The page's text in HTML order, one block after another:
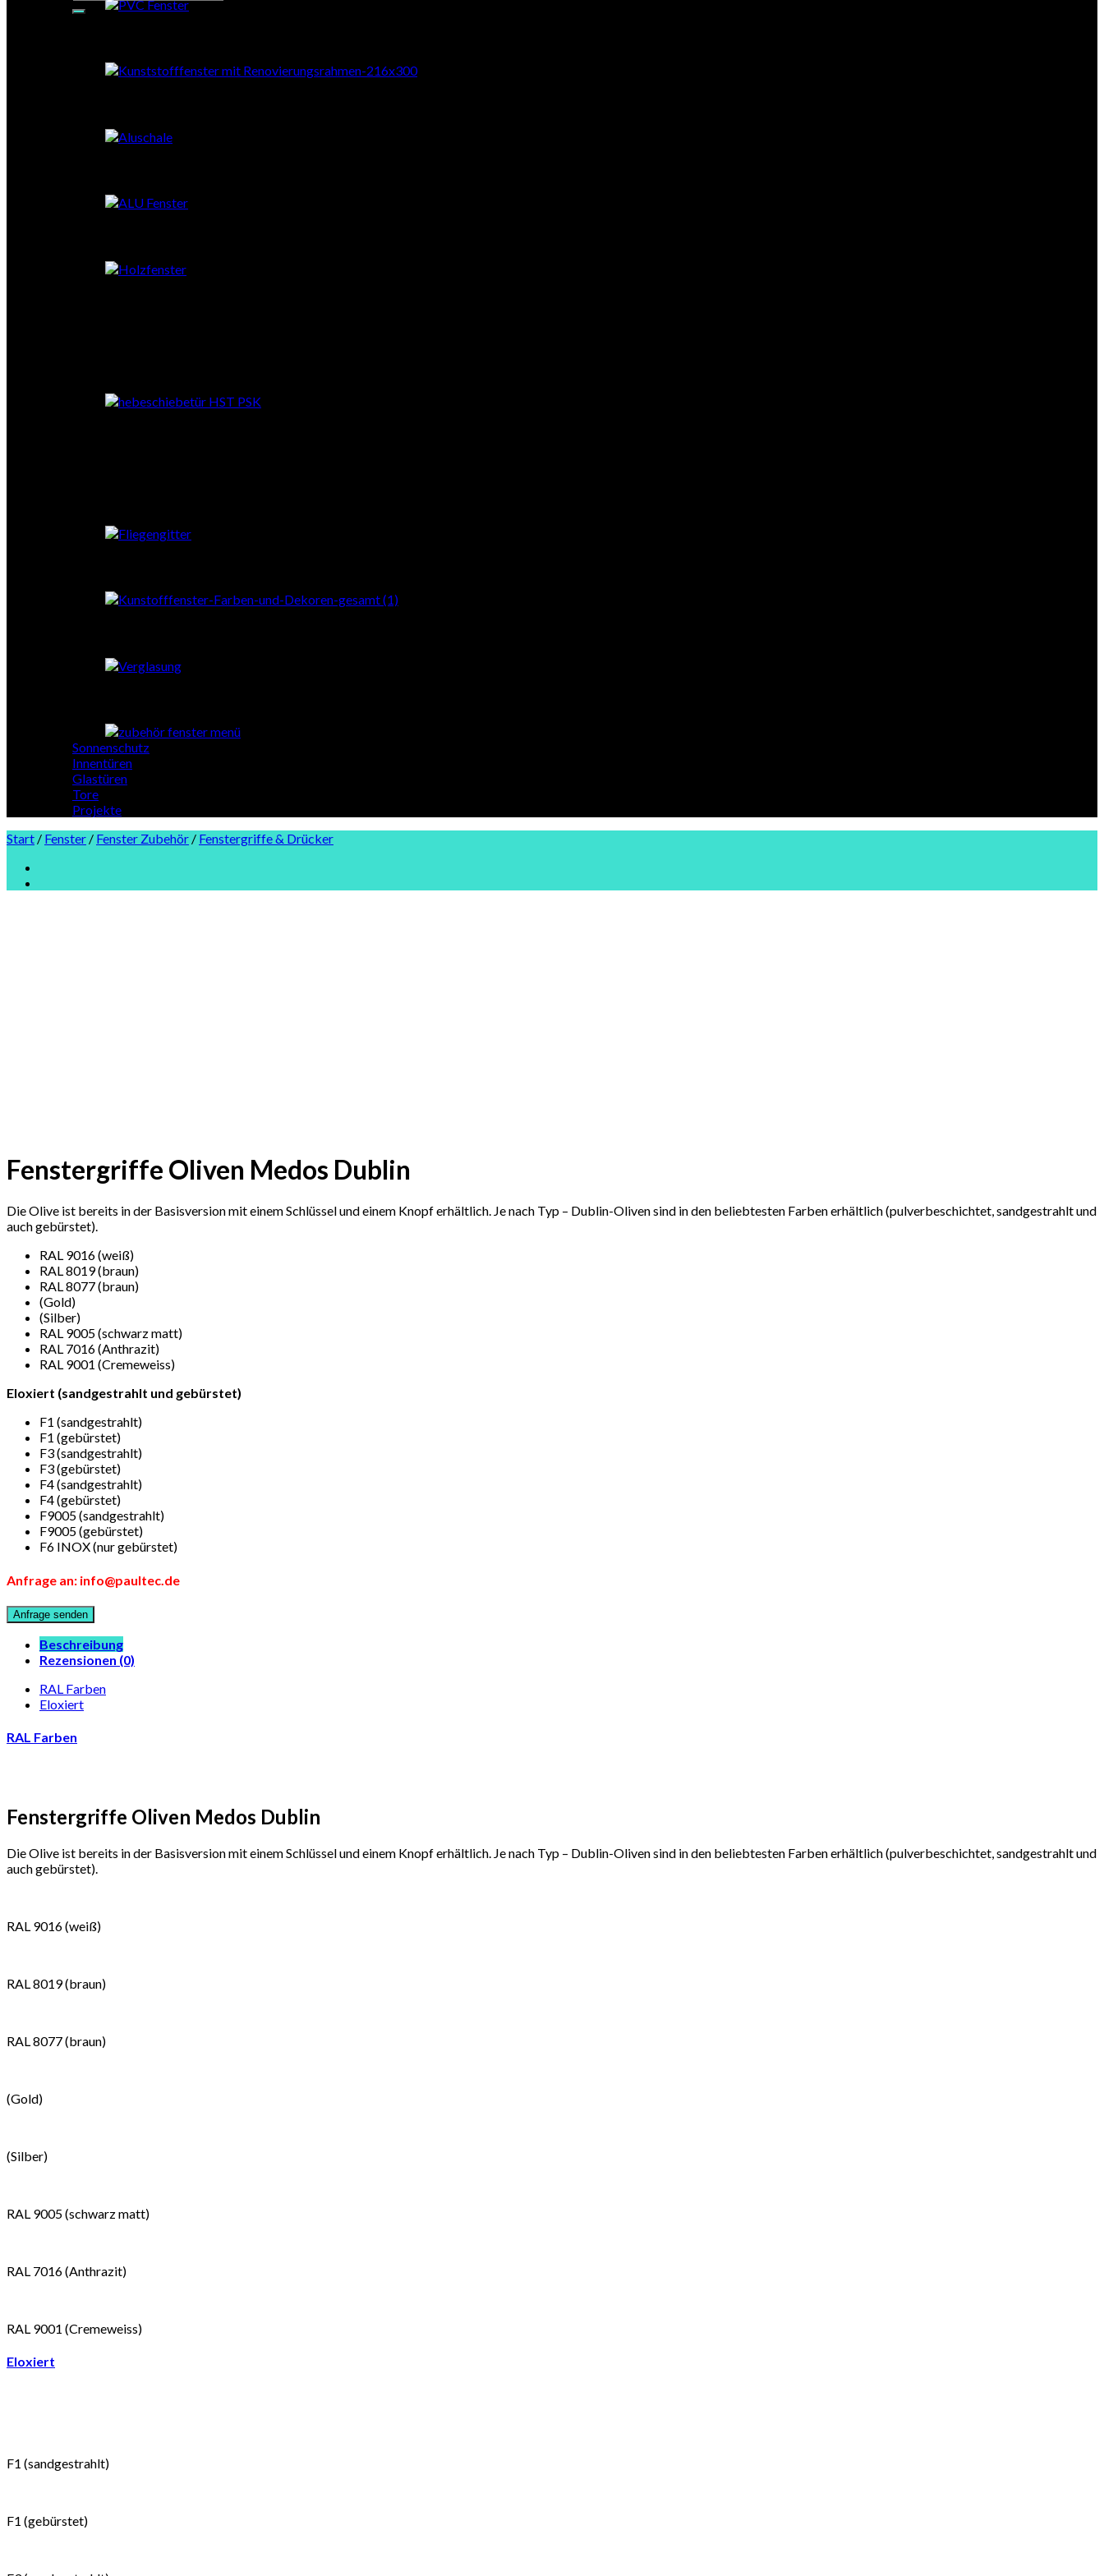
Sonnenschutz
Innentüren
Glastüren
Tore
Projekte
Start / Fenster / Fenster Zubehör / Fenstergriffe & Drücker
Fenstergriffe Oliven Medos Dublin
Die Olive ist bereits in der Basisversion mit einem Schlüssel und einem Knopf erhältlich. Je nach Typ – Dublin-Oliven sind in den beliebtesten Farben erhältlich (pulverbeschichtet, sandgestrahlt und
auch gebürstet).
RAL 9016 (weiß)
RAL 8019 (braun)
RAL 8077 (braun)
(Gold)
(Silber)
RAL 9005 (schwarz matt)
RAL 7016 (Anthrazit)
RAL 9001 (Cremeweiss)
Eloxiert (sandgestrahlt und gebürstet)
F1 (sandgestrahlt)
F1 (gebürstet)
F3 (sandgestrahlt)
F3 (gebürstet)
F4 (sandgestrahlt)
F4 (gebürstet)
F9005 (sandgestrahlt)
F9005 (gebürstet)
F6 INOX (nur gebürstet)
Anfrage an: info@paultec.de
Beschreibung
Rezensionen (0)
RAL Farben
Eloxiert
RAL Farben
Fenstergriffe Oliven Medos Dublin
Die Olive ist bereits in der Basisversion mit einem Schlüssel und einem Knopf erhältlich. Je nach Typ – Dublin-Oliven sind in den beliebtesten Farben erhältlich (pulverbeschichtet, sandgestrahlt und
auch gebürstet).
RAL 9016 (weiß)
RAL 8019 (braun)
RAL 8077 (braun)
(Gold)
(Silber)
RAL 9005 (schwarz matt)
RAL 7016 (Anthrazit)
RAL 9001 (Cremeweiss)
Eloxiert
F1 (sandgestrahlt)
F1 (gebürstet)